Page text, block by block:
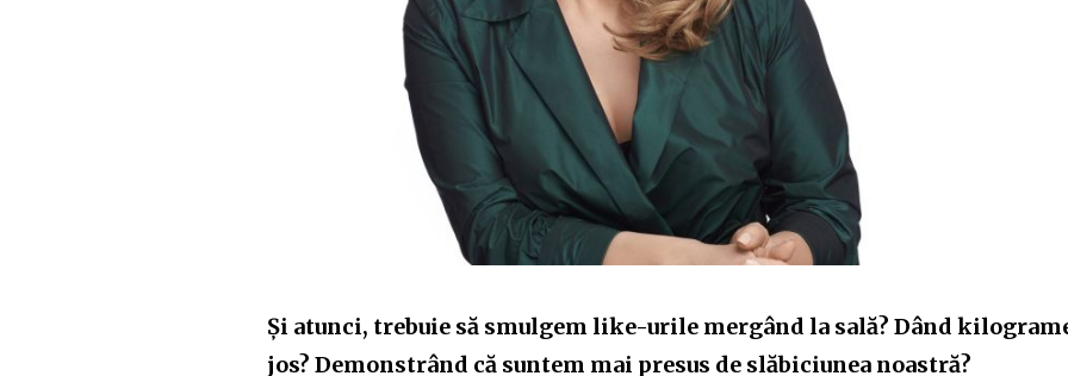
Și atunci, trebuie să smulgem like-urile mergând la sală? Dând
jos? Demonstrând că suntem mai presus de slăbiciunea noastră?